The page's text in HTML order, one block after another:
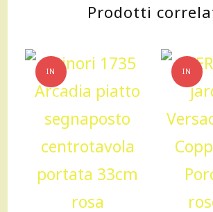
Poliresina
albert
einstein
quantità
Prodotti
IN
OFFERTA!
IN
OFFERTA!